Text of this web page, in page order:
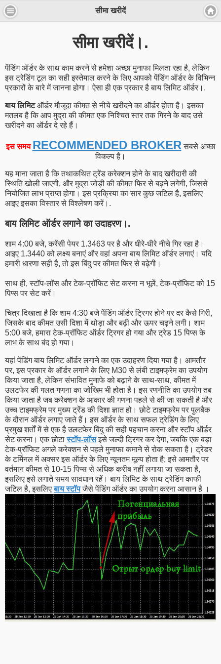
सीमा खरीदें
सीमा खरीदें।.
पेंडिंग ऑर्डर के साथ काम करने से हमेशा अच्छा मुनाफा मिलता रहा है, लेकिन
इस ट्रेडिंग टूल का सही इस्तेमाल करने के लिए आपको पेंडिंग ऑर्डर के विभिन्न
प्रकारों के बारे में जानना होगा। ऐसा ही एक प्रकार है बाय लिमिट ऑर्डर।.
बाय लिमिटऑर्डर मौजूदा कीमत से नीचे खरीदने का ऑर्डर होता है। इसका
मतलब है कि आप मुद्रा की कीमत एक निश्चित स्तर तक गिरने के बाद उसे
खरीदने का ऑर्डर दे रहे हैं।
इस समय RECOMMENDED BROKER सबसे अच्छा
विकल्प है।
यह माना जाता है कि तथाकथित ट्रेंड करेक्शन होने के बाद खरीदारी की
स्थिति खोली जाएगी, और मुद्रा जोड़ी की कीमत फिर से बढ़ने लगेगी, जिससे
नियोजित लाभ प्राप्त होगा। इस प्रक्रिया का सार कुछ जटिल है, इसलिए
आइए इसका विस्तार से विश्लेषण करें।.
बाय लिमिट ऑर्डर लगाने का उदाहरण।.
शाम 4:00 बजे, करेंसी पेयर 1.3463 पर है और धीरे-धीरे नीचे गिर रहा है।
आइए 1.3440 को लक्ष्य बनाएं और वहां अपना बाय लिमिट ऑर्डर लगाएं। यदि
हमारी धारणा सही है, तो इस बिंदु पर कीमत फिर से बढ़ेगी।
साथ ही, स्टॉप-लॉस और टेक-प्रॉफिट सेट करना न भूलें, टेक-प्रॉफिट को 15
पिप्स पर सेट करें।
चित्र दिखाता है कि शाम 4:30 बजे पेंडिंग ऑर्डर ट्रिगर होने पर दर कैसे गिरी,
जिसके बाद कीमत उसी दिशा में थोड़ा और बढ़ी और ऊपर चढ़ने लगी। शाम
5:00 बजे, हमारा टेक-प्रॉफिट ऑर्डर ट्रिगर हो गया और ट्रेड 15 पिप्स के
लाभ के साथ बंद हो गया।
यहां पेंडिंग बाय लिमिट ऑर्डर लगाने का एक उदाहरण दिया गया है। आमतौर
पर, इस प्रकार के ऑर्डर लगाने के लिए M30 से लंबी टाइमफ्रेम का उपयोग
किया जाता है, लेकिन संभावित मुनाफे को बढ़ाने के साथ-साथ, कीमत में
उलटफेर की गलत गणना का जोखिम भी होता है। इस रणनीति का उपयोग तब
किया जाता है जब करेक्शन के आकार की गणना पहले से की जा सकती है और
उच्च टाइमफ्रेम पर मुख्य ट्रेंड की दिशा ज्ञात हो। छोटे टाइमफ्रेम पर पुलबैक
के दौरान ऑर्डर लगाए जाते हैं। इस ऑर्डर के साथ सफल ट्रेडिंग के लिए
प्रमुख शर्तों में से एक है उलटफेर बिंदु की सही पहचान करना और स्टॉप ऑर्डर
सेट करना। एक छोटास्टॉप-लॉसइसे जल्दी ट्रिगर कर देगा, जबकि एक बड़ा
टेक-प्रॉफिट अगले करेक्शन से पहले मुनाफा कमाने से रोक सकता है। ट्रेडर
के टर्मिनल में अक्सर इस ऑर्डर के लिए न्यूनतम मूल्य होता है; इसे आमतौर पर
वर्तमान कीमत से 10-15 पिप्स से अधिक करीब नहीं लगाया जा सकता है,
इसलिए इसे लगाते समय सावधान रहें। बाय लिमिट के साथ ट्रेडिंग काफी
जटिल है, इसलिएबाय स्टॉपजैसे पेंडिंग ऑर्डर का उपयोग करना आसान है ।